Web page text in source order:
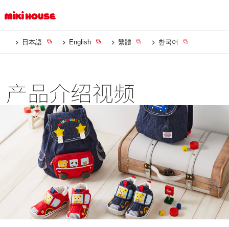
日本語 English 繁體 한국어
产品介绍视频